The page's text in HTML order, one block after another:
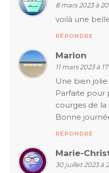
8 mars 2023 à
voilà une
RÉPONDRE
Marion
11 mars 2023 à
Une bien
Parfaite pour
courges de la
Bonne
RÉPONDRE
Marie-
30 juillet 2023 à